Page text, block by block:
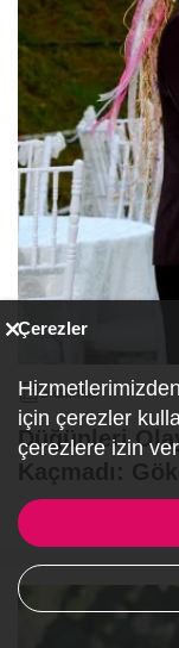
5 dakika
Düğünleri
Yazıyı oku
Çerezler
için çerezler
çerezlere izin